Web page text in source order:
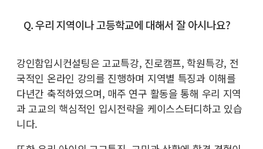
Q. 우리 지역이나 고등학교에 대해서 잘 아시나요?
강인함입시컨설팅은 고교특강, 진로캠프, 학원특강, 전
국적인 온라인 강의를 진행하며 지역별 특징과 이해를
다년간 축적하였으며, 매주 연구 활동을 통해 우리 지역
과 고교의 핵심적인 입시전략을 케이스스터디하고 있습
니다.